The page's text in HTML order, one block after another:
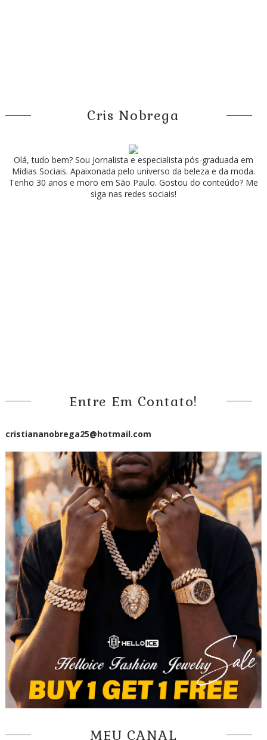
Cris Nobrega
Olá, tudo bem? Sou Jornalista e especialista pós-graduada em
Mídias Sociais. Apaixonada pelo universo da beleza e da moda.
Tenho 30 anos e moro em São Paulo. Gostou do conteúdo? Me
siga nas redes sociais!
Entre Em Contato!
cristiananobrega25@hotmail.com
MEU CANAL